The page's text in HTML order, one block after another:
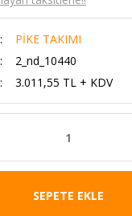
PİKE TAKIMI
2_nd_10440
3.011,55 TL + KDV
SEPETE EKLE